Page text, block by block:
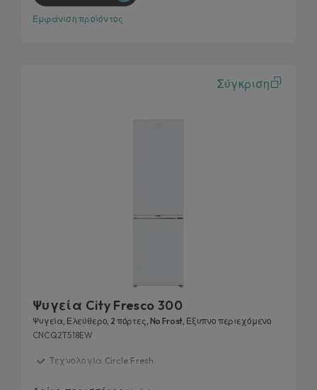
Εμφάνιση προϊόντος
Σύγκριση
Ψυγεία City Fresco 300
Ψυγεία, Ελεύθερο, 2 πόρτες, No Frost, Έξυπνο περιεχόμενο
CNCQ2T518EW
Τεχνολογία Circle Fresh